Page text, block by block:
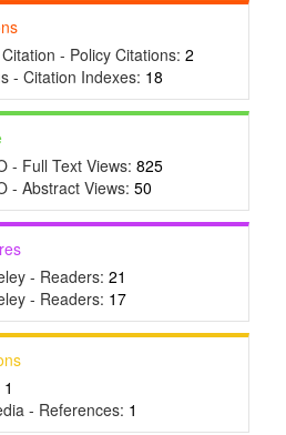
- Policy Citations: 2
- Citation Indexes: 18
- Full Text Views: 825
- Abstract Views: 50
- Readers: 21
- Readers: 17
1
- References: 1